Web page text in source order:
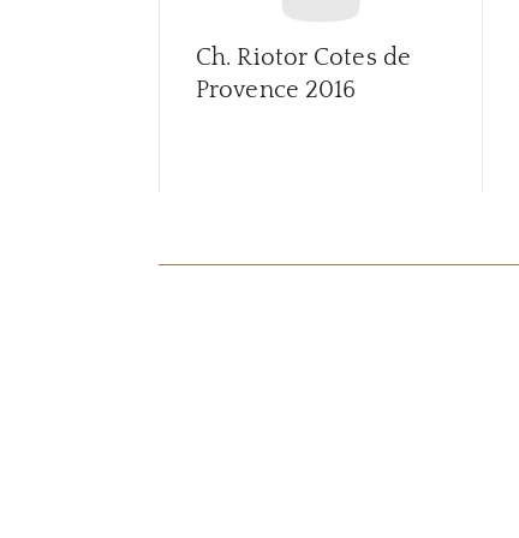
Ch. Riotor Cotes de
Provence 2016